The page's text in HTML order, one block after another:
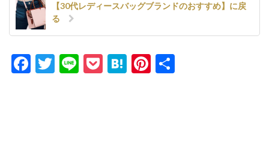
【30代レディースバッグブランドのおすすめ】に戻
る
Facebook
Twitter
LinePocket
HatenaPinterest